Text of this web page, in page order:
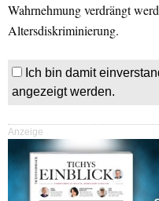
Wahrnehmung verdrängt
Altersdiskriminierung.
Ich bin damit
angezeigt werden.
Anzeige